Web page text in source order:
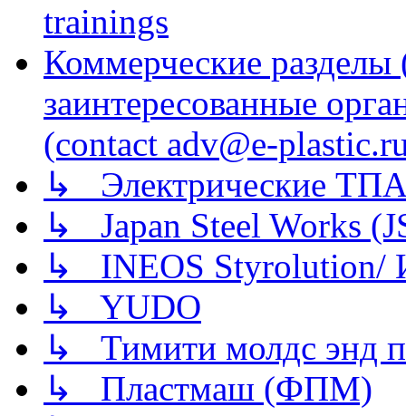
trainings
Коммерческие
заинтересованные
(contact adv@e-
↳ Электрические
↳ Japan Steel Works
↳ INEOS
↳ YUDO
↳ Тимити молдс энд
↳ Пластмаш (ФПМ)